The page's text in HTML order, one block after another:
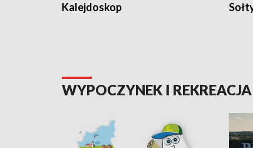
Kalejdoskop
WYPOCZYNEK I REKREACJA